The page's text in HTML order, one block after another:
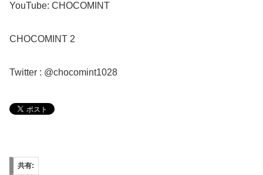
YouTube: CHOCOMINT
CHOCOMINT 2
Twitter : @chocomint1028
共有: